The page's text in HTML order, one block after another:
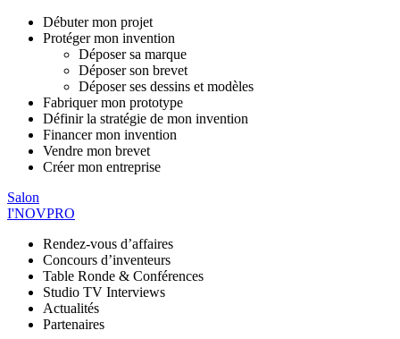
Débuter mon projet
Protéger mon invention
Déposer sa marque
Déposer son brevet
Déposer ses dessins et modèles
Fabriquer mon prototype
Définir la stratégie de mon invention
Financer mon invention
Vendre mon brevet
Créer mon entreprise
Salon
I'NOVPRO
Rendez-vous d’affaires
Concours d’inventeurs
Table Ronde & Conférences
Studio TV Interviews
Actualités
Partenaires